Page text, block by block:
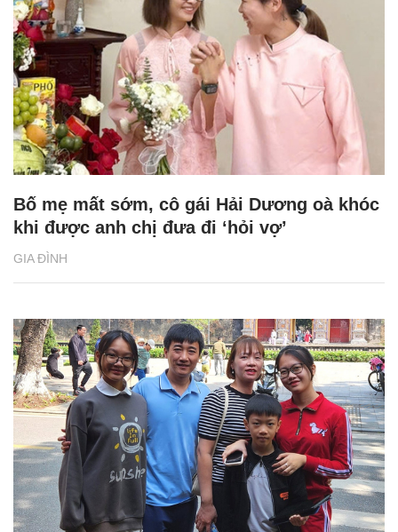
GIA ĐÌNH
Bố mẹ mất sớm, cô gái Hải Dương oà khóc
khi được anh chị đưa đi ‘hỏi vợ’